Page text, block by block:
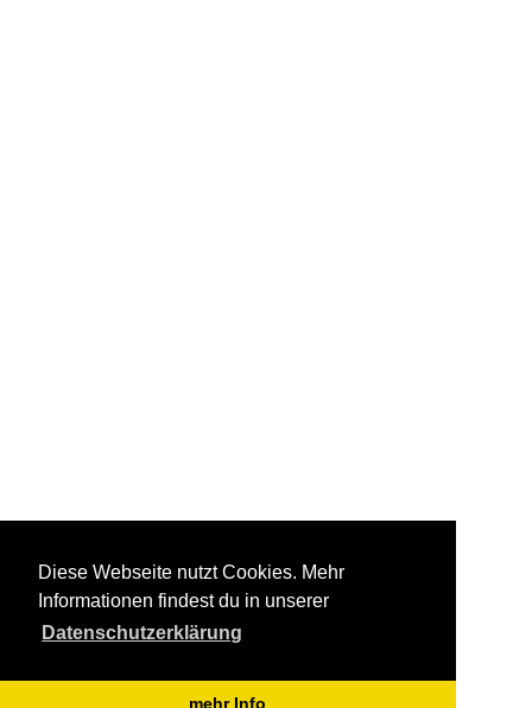
Diese Webseite nutzt Cookies. Mehr
Informationen findest du in unserer
Datenschutzerklärung
mehr Info